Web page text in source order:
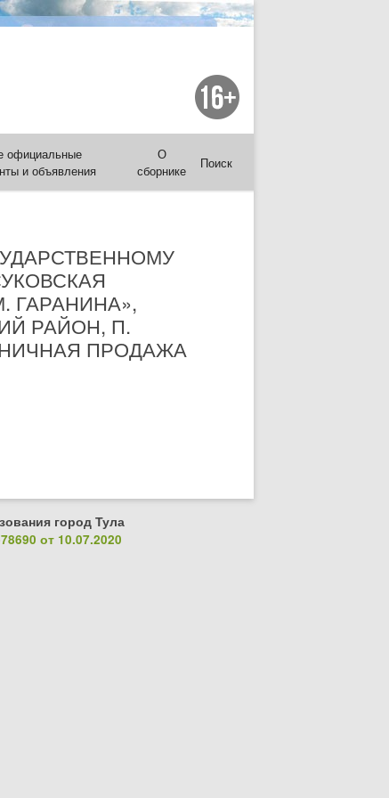
официальные
и объявления
О
сборнике
Поиск
ГАРАНИНА»,
РАЙОН, П.
ПРОДАЖА
город Тула
от 10.07.2020